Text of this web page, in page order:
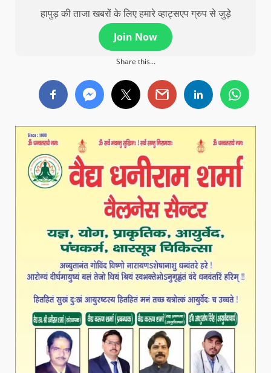
हापुड़ की ताजा खबरों के लिए हमारे व्हाट्सएप ग्रुप से जुड़े
Join Now
Share this...